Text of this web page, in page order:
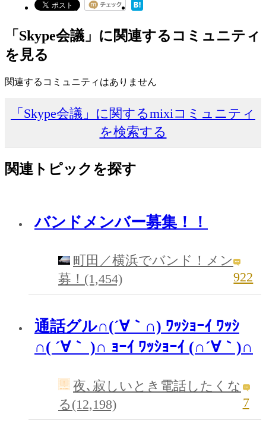
「Skype会議」に関連するコミュニティ
を見る
関連するコミュニティはありません
「Skype会議」に関するmixiコミュニティ
を検索する
関連トピックを探す
バンドメンバー募集！！
町田／横浜でバンド！メン
募！(1,454)
922
通話グル∩(´∀｀∩) ﾜｯｼｮｰｲ ﾜｯｼ
∩( ´∀｀ )∩ ｮｰｲ ﾜｯｼｮｰｲ (∩´∀｀)∩
夜､寂しいとき電話したくな
る(12,198)
7